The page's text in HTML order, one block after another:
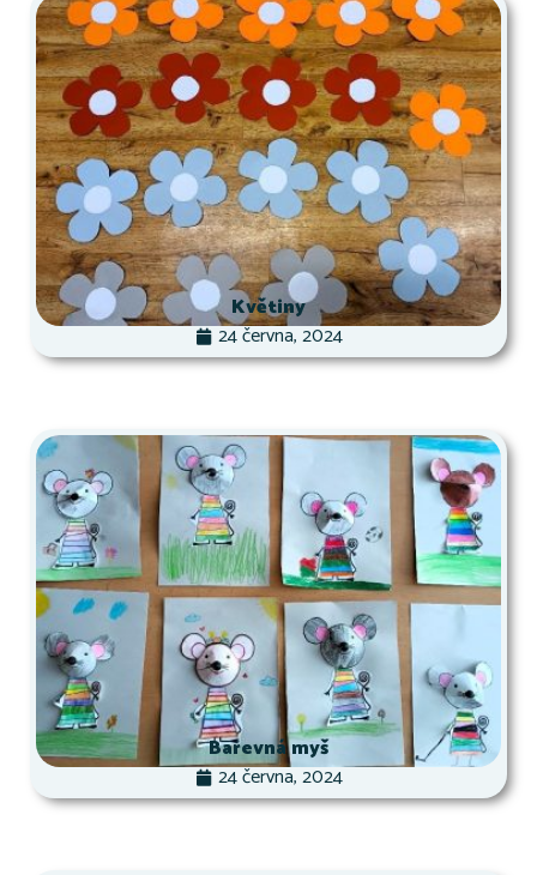
Květiny
24 června, 2024
Barevná myš
24 června, 2024